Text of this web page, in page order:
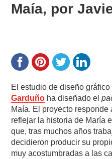
Maía, por
El estudio de diseño
Garduño ha diseñado el
Maía. El proyecto
reflejar la historia de María
que, tras muchos años
decidieron producir su
muy acostumbradas a las